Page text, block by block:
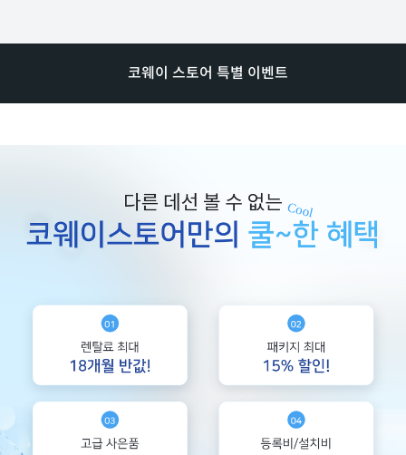
코웨이 스토어 특별 이벤트